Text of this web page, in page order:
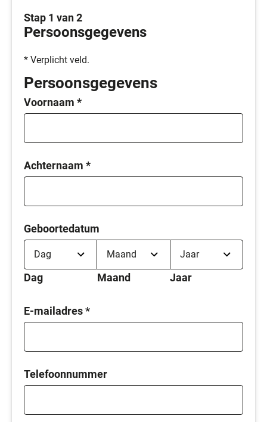
Stap 1 van 2
Persoonsgegevens
* Verplicht veld.
Persoonsgegevens
Voornaam *
Achternaam *
Geboortedatum
Dag Maand Jaar
E-mailadres*
Telefoonnummer